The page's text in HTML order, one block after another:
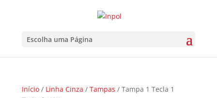
Escolha uma Página
Início/ Linha Cinza / Tampas / Tampa 1 Tecla 1